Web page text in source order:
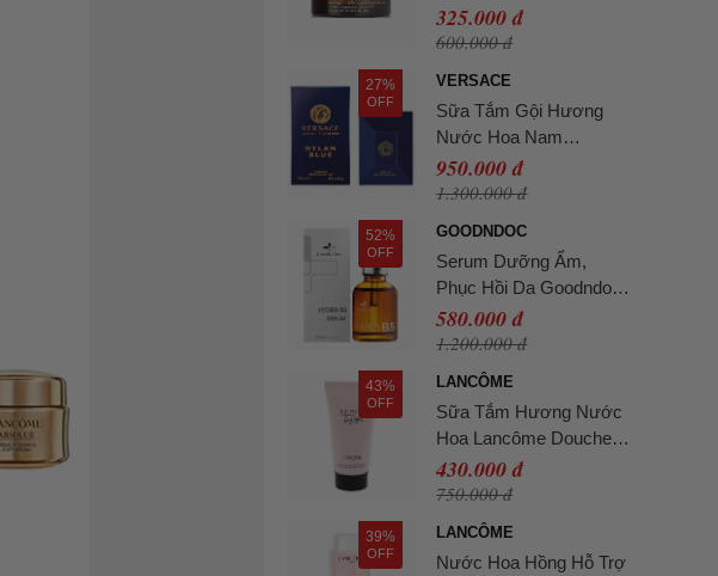
Advanced Night Repair
Eye 5ml Không Hộp
325.000 đ
600.000 đ
27%
OFF
VERSACE
Sữa Tắm Gội Hương
Nước Hoa Nam
Versace Dylan Blue
Pour Homme Perfumed
250ml
950.000 đ
1.300.000 đ
52%
OFF
GOODNDOC
Serum Dưỡng Ẩm,
Phục Hồi Da Goodndoc
Hydra B5 30ml
580.000 đ
1.200.000 đ
43%
OFF
LANCÔME
Sữa Tắm Hương Nước
Hoa Lancôme Douche
Parfume Shower Gel
50ml
430.000 đ
750.000 đ
39%
OFF
LANCÔME
Nước Hoa Hồng Hỗ Trợ